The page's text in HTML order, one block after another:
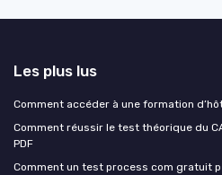
Les plus lus
Comment accéder à une formation
Comment réussir le test théorique du
PDF
Comment un test process com gratuit